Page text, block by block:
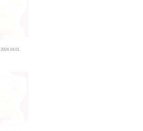
2024.04.01